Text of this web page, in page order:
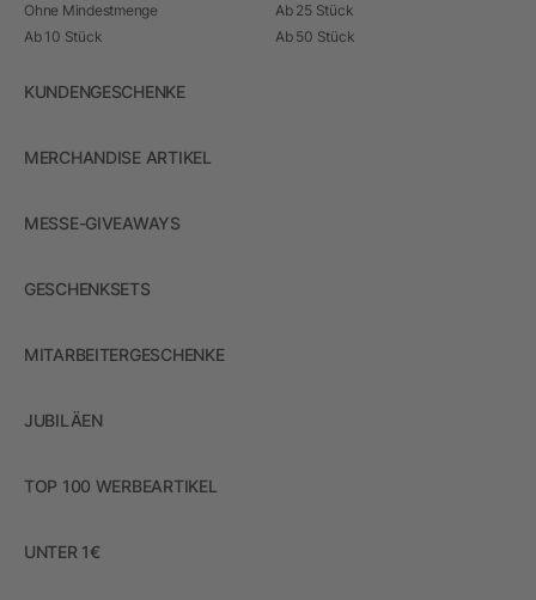
Ohne Mindestmenge
Ab 10 Stück
Ab 25 Stück
Ab 50 Stück
KUNDENGESCHENKE
MERCHANDISE ARTIKEL
MESSE-GIVEAWAYS
GESCHENKSETS
MITARBEITERGESCHENKE
JUBILÄEN
TOP 100 WERBEARTIKEL
UNTER 1€